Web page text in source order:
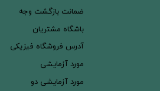
ضمانت بازگشت وجه
باشگاه مشتریان
آدرس فروشگاه فیزیکی
مورد آزمایشی
مورد آزمایشی دو